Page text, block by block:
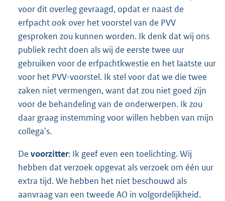
voor dit overleg gevraagd, opdat er naast de
erfpacht ook over het voorstel van de PVV
gesproken zou kunnen worden. Ik denk dat wij ons
publiek recht doen als wij de eerste twee uur
gebruiken voor de erfpachtkwestie en het laatste uur
voor het PVV-voorstel. Ik stel voor dat we die twee
zaken niet vermengen, want dat zou niet goed zijn
voor de behandeling van de onderwerpen. Ik zou
daar graag instemming voor willen hebben van mijn
collega's.
De voorzitter: Ik geef even een toelichting. Wij
hebben dat verzoek opgevat als verzoek om één uur
extra tijd. We hebben het niet beschouwd als
aanvraag van een tweede AO in volgordelijkheid.